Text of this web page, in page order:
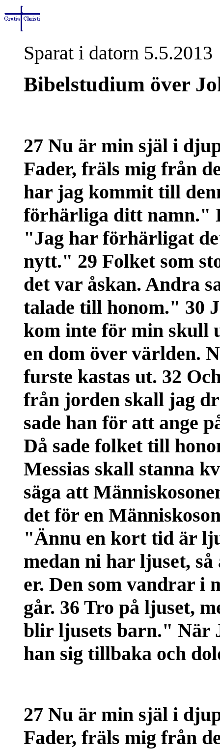
Sparat i datorn 5.5.2013
Bibelstudium över
27 Nu är min själ i
Fader, fräls mig från
har jag kommit till
förhärliga ditt namn."
"Jag har förhärligat
nytt." 29 Folket som
det var åskan. Andra
talade till honom." 30
kom inte för min skull
en dom över världen.
furste kastas ut. 32
från jorden skall jag
sade han för att ange
Då sade folket till
Messias skall stanna
säga att
det för en
"Ännu en kort tid är
medan ni har ljuset,
er. Den som vandrar i
går. 36 Tro på ljuset,
blir ljusets barn." När
han sig tillbaka och
27 Nu är min själ i
Fader, fräls mig från